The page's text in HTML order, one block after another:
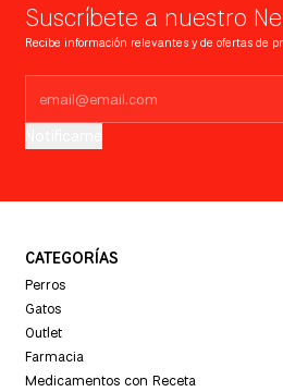
Suscríbete a nuestro
Recibe información relevantes y de ofertas de
CATEGORÍAS
Perros
Gatos
Outlet
Farmacia
Medicamentos con Receta